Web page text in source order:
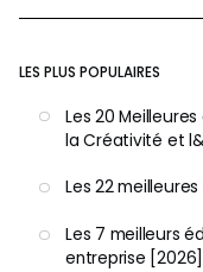
LES PLUS POPULAIRES
Les 20
la Créativité et
Les 22
Les 7 meilleurs
entreprise [2026]